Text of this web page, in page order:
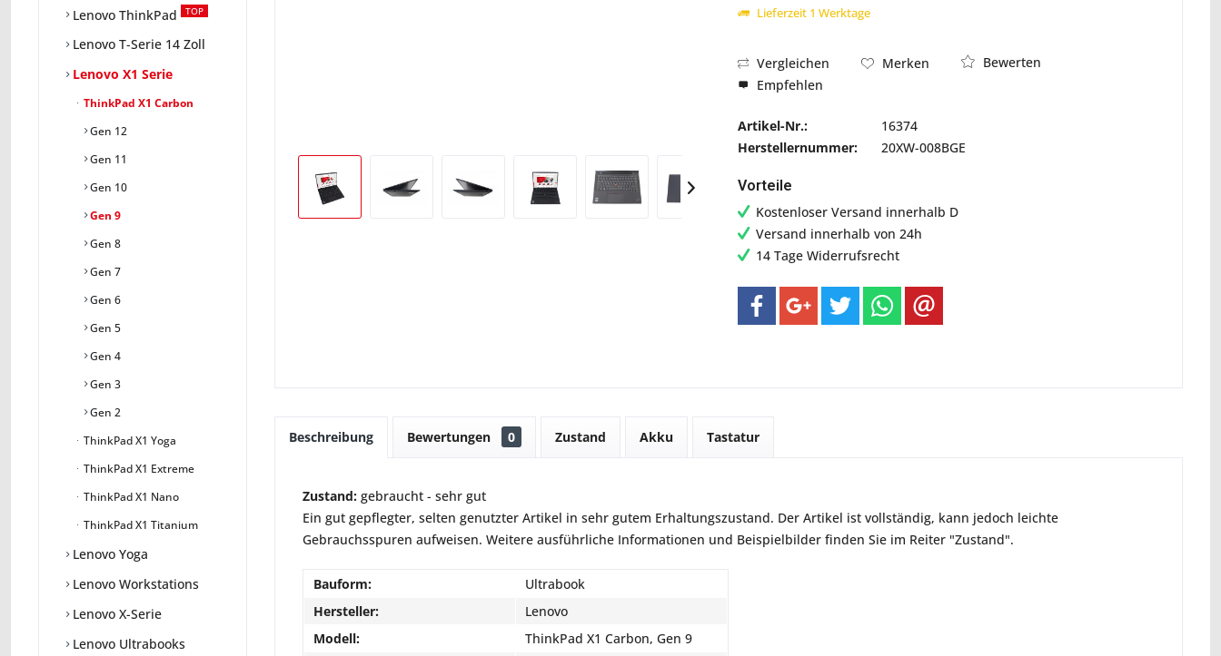
Lenovo ThinkPad
TOP
Lenovo T-Serie 14 Zoll
Lenovo X1 Serie
ThinkPad X1 Carbon
Gen 12
Gen 11
Gen 10
Gen 9
Gen 8
Gen 7
Gen 6
Gen 5
Gen 4
Gen 3
Gen 2
ThinkPad X1 Yoga
ThinkPad X1 Extreme
ThinkPad X1 Nano
ThinkPad X1 Titanium
Lenovo Yoga
Lenovo Workstations
Lenovo X-Serie
Lenovo Ultrabooks
Lieferzeit 1 Werktage
Vergleichen Merken
Bewerten
Empfehlen
Artikel-Nr.:
16374
Herstellernummer:
20XW-008BGE
Vorteile
Kostenloser Versand innerhalb D
Versand innerhalb von 24h
14 Tage Widerrufsrecht
Beschreibung Bewertungen 0 Zustand Akku Tastatur
Zustand: gebraucht - sehr gut
Ein gut gepflegter, selten genutzter Artikel in sehr gutem Erhaltungszustand. Der Artikel ist vollständig, kann jedoch leichte
Gebrauchsspuren aufweisen. Weitere ausführliche Informationen und Beispielbilder finden Sie im Reiter "Zustand".
Bauform:
Ultrabook
Hersteller:
Lenovo
Modell:
ThinkPad X1 Carbon, Gen 9